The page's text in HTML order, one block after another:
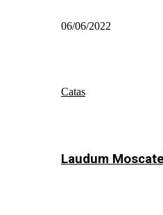
06/06/2022
Catas
Laudum Moscatel